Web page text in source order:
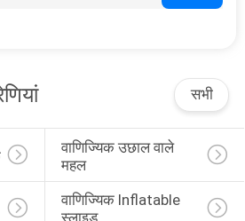
तम्बू सभी
वाणिज्यिक उछाल वाले
महल
वाणिज्यिक Inflatable